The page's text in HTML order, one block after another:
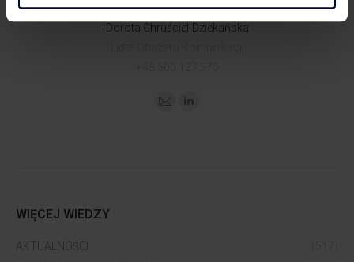
Dorota Chruściel-Dziekańska
WIĘCEJ WIEDZY
AKTUALNOŚCI